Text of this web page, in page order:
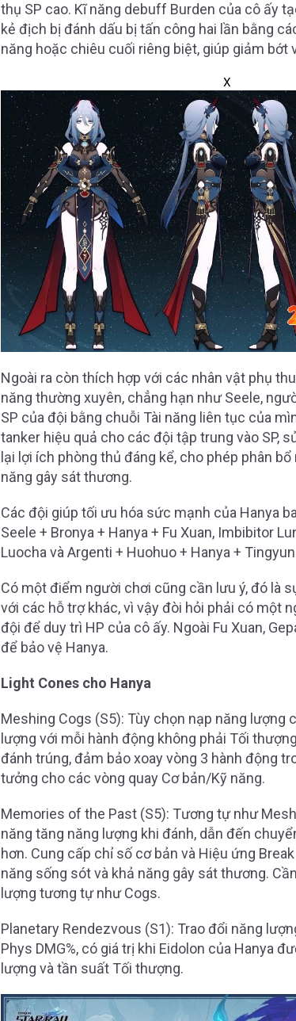
thụ SP cao. Kĩ năng debuff Burden của cô ấy
kẻ địch bị đánh dấu bị tấn công hai lần bằng
năng hoặc chiêu cuối riêng biệt, giúp giảm bớt
X
Ngoài ra còn thích hợp với các nhân vật phụ
năng thường xuyên, chẳng hạn như Seele,
SP của đội bằng chuỗi Tài năng liên tục của
tanker hiệu quả cho các đội tập trung vào SP,
lại lợi ích phòng thủ đáng kể, cho phép phân
năng gây sát thương.
Các đội giúp tối ưu hóa sức mạnh của Hanya
Seele + Bronya + Hanya + Fu Xuan, Imbibitor
Luocha và Argenti + Huohuo + Hanya +
Có một điểm người chơi cũng cần lưu ý, đó là
với các hỗ trợ khác, vì vậy đòi hỏi phải có một
đội để duy trì HP của cô ấy. Ngoài Fu Xuan,
để bảo vệ Hanya.
Light Cones cho Hanya
Meshing Cogs (S5): Tùy chọn nạp năng lượng
lượng với mỗi hành động không phải Tối
đánh trúng, đảm bảo xoay vòng 3 hành động
tưởng cho các vòng quay Cơ bản/Kỹ năng.
Memories of the Past (S5): Tương tự như
năng tăng năng lượng khi đánh, dẫn đến
hơn. Cung cấp chỉ số cơ bản và Hiệu ứng
năng sống sót và khả năng gây sát thương.
lượng tương tự như Cogs.
Planetary Rendezvous (S1): Trao đổi năng
Phys DMG%, có giá trị khi Eidolon của Hanya
lượng và tần suất Tối thượng.